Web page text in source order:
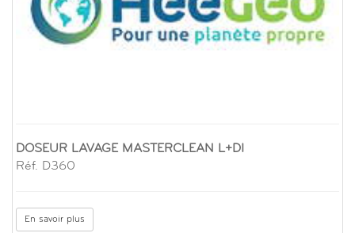
DOSEUR LAVAGE MASTERCLEAN L+DI
Réf. D360
En savoir plus